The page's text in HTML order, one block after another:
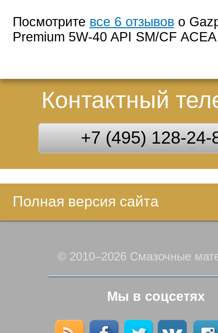
Посмотрите все 6 отзывово
Premium 5W-40 API SM/CF
Контактный
+7 (495) 128-24-
Полная версия сайта
© 2010–2026 Смазочные
Мы в соцсетях